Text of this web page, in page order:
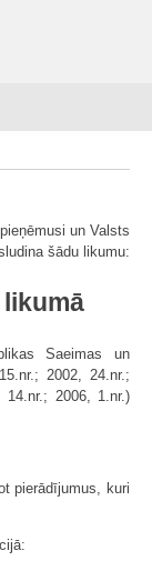
un Valsts
šādu likumu:
Saeimas un
2002, 24.nr.;
2006, 1.nr.)
pierādījumus, kuri